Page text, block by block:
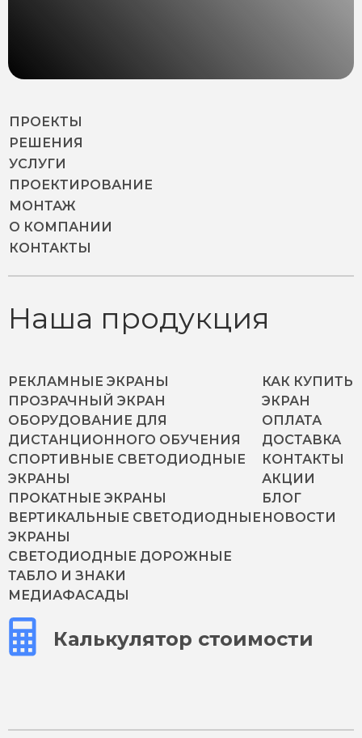
ПРОЕКТЫ
РЕШЕНИЯ
УСЛУГИ
ПРОЕКТИРОВАНИЕ
МОНТАЖ
О КОМПАНИИ
КОНТАКТЫ
Наша продукция
РЕКЛАМНЫЕ ЭКРАНЫ
ПРОЗРАЧНЫЙ ЭКРАН
ОБОРУДОВАНИЕ ДЛЯ
ДИСТАНЦИОННОГО ОБУЧЕНИЯ
СПОРТИВНЫЕ СВЕТОДИОДНЫЕ
ЭКРАНЫ
ПРОКАТНЫЕ ЭКРАНЫ
ВЕРТИКАЛЬНЫЕ СВЕТОДИОДНЫЕ
ЭКРАНЫ
СВЕТОДИОДНЫЕ ДОРОЖНЫЕ
ТАБЛО И ЗНАКИ
МЕДИАФАСАДЫ
КАК КУПИТЬ
ЭКРАН
ОПЛАТА
ДОСТАВКА
КОНТАКТЫ
АКЦИИ
БЛОГ
НОВОСТИ
Калькулятор стоимости